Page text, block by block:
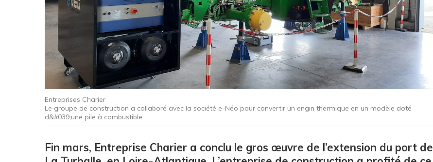
Entreprises Charier
Le groupe de construction a collaboré avec la société e-Néo pour convertir un engin thermique en un modèle doté
d&#039;une pile à combustible.
Fin mars, Entreprise Charier a conclu le gros œuvre de l’extension du port de